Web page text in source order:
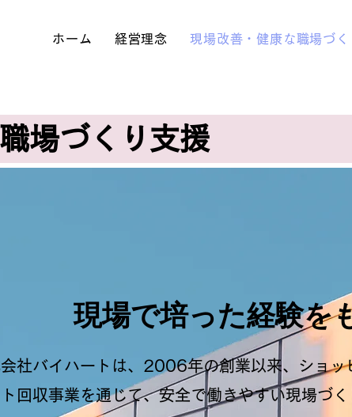
ホーム 経営理念 現場改善・健康な職場づく
場づくり支援
現場で培った経験を
社バイハートは、2006年の創業以来、ショッ
回収事業を通じて、安全で働きやすい現場づ